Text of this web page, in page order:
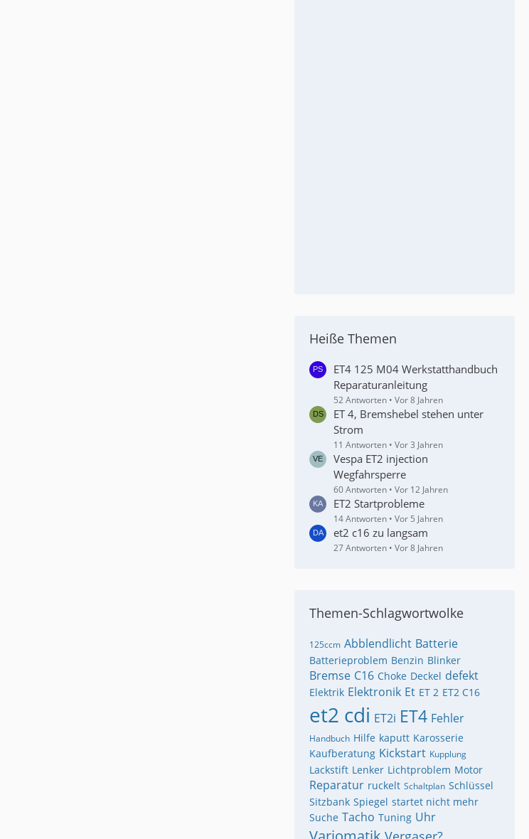
Heiße Themen
ET4 125 M04 Werkstatthandbuch
Reparaturanleitung
52 Antworten Vor 8 Jahren
ET 4, Bremshebel stehen unter
Strom
11 Antworten Vor 3 Jahren
Vespa ET2 injection
Wegfahrsperre
60 Antworten Vor 12 Jahren
ET2 Startprobleme
14 Antworten Vor 5 Jahren
et2 c16 zu langsam
27 Antworten Vor 8 Jahren
Themen-Schlagwortwolke
125ccm Abblendlicht Batterie
Batterieproblem Benzin Blinker
Bremse C16 Choke Deckel defekt
Elektrik Elektronik Et ET 2 ET2 C16
et2 cdi ET2i ET4 Fehler
Handbuch Hilfe kaputt Karosserie
Kaufberatung Kickstart Kupplung
Lackstift Lenker Lichtproblem Motor
Reparatur ruckelt Schaltplan Schlüssel
Sitzbank Spiegel startet nicht mehr
Suche Tacho Tuning Uhr